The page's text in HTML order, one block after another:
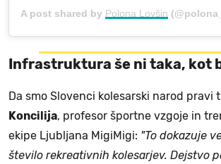
A post shared by Polona Lovšin
Infrastruktura še ni taka, kot
Da smo Slovenci kolesarski narod pravi
Koncilija, profesor športne vzgoje in
ekipe Ljubljana MigiMigi: "To dokazuje
število rekreativnih kolesarjev. Dejstvo